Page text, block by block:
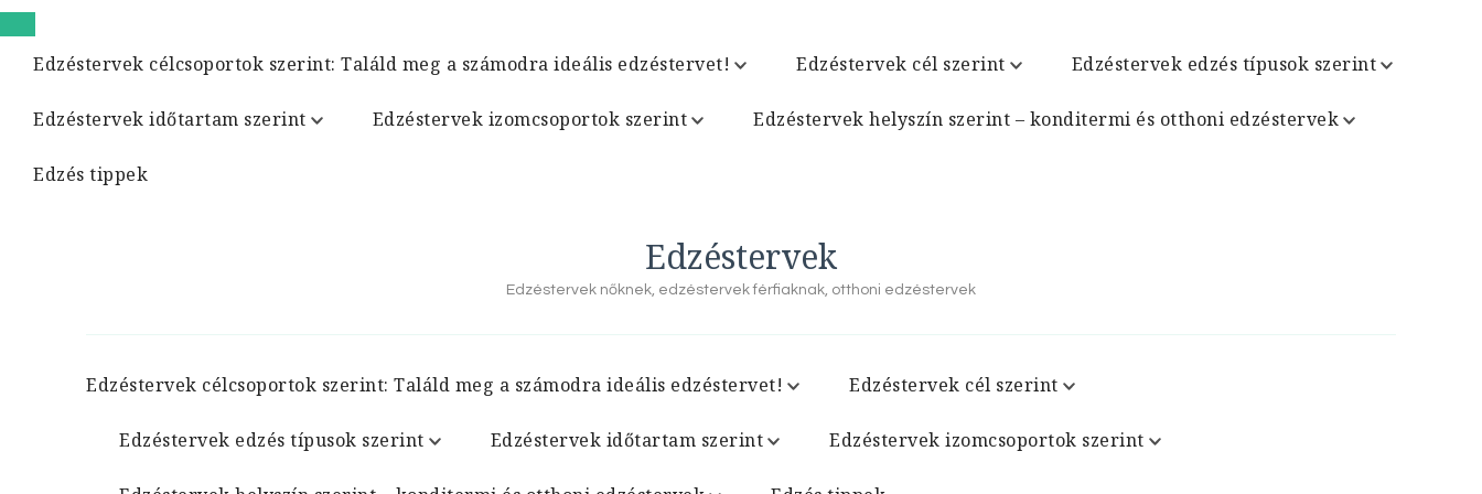
Edzéstervek célcsoportok szerint: Találd meg a számodra ideális edzéstervet! Edzéstervek cél szerint Edzéstervek edzés típusok szerint
Edzéstervek időtartam szerint Edzéstervek izomcsoportok szerint Edzéstervek helyszín szerint – konditermi és otthoni edzéstervek
Edzés tippek
Edzéstervek
Edzéstervek nőknek, edzéstervek férfiaknak, otthoni edzéstervek
Edzéstervek célcsoportok szerint: Találd meg a számodra ideális edzéstervet! Edzéstervek cél szerint
Edzéstervek edzés típusok szerint Edzéstervek időtartam szerint Edzéstervek izomcsoportok szerint